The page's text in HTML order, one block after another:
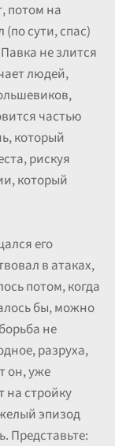
потом на
(по сути, спас)
не злится
людей,
частью
который
рискуя
который
его
в атаках,
потом, когда
бы, можно
не
разруха,
он, уже
на стройку
эпизод
Представьте: